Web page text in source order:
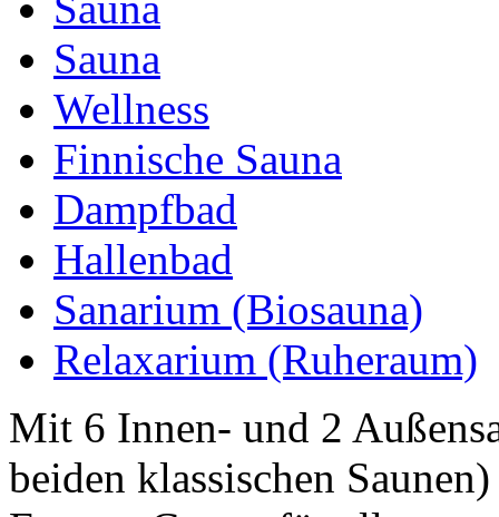
Sauna
Wellness
Finnische Sauna
Dampfbad
Hallenbad
Sanarium (Biosauna)
Relaxarium (Ruheraum)
Mit 6 Innen- und 2
beiden klassischen